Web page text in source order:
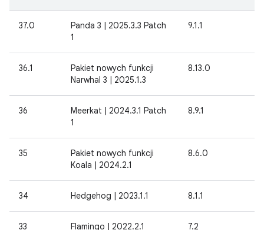
37.0
Panda 3 | 2025.3.3 Patch
1
9.1.1
36.1
Pakiet nowych funkcji
Narwhal 3 | 2025.1.3
8.13.0
36
Meerkat | 2024.3.1 Patch
1
8.9.1
35
Pakiet nowych funkcji
Koala | 2024.2.1
8.6.0
34 Hedgehog | 2023.1.1 8.1.1
33 Flamingo | 2022.2.1 7.2